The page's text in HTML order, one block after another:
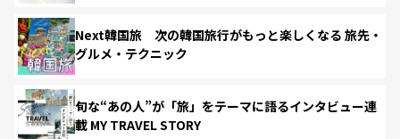
Next韓国旅 次の韓国旅行がもっと楽しくなる 旅先・
グルメ・テクニック
旬な“あの人”が「旅」をテーマに語るインタビュー連
載 MY TRAVEL STORY